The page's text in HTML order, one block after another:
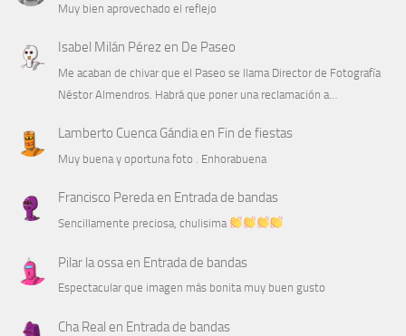
Muy bien aprovechado el reflejo
Isabel Milán Pérezen De Paseo
Me acaban de chivar que el Paseo se llama Director de Fotografía
Néstor Almendros. Habrá que poner una reclamación a…
Lamberto Cuenca Gándiaen Fin de fiestas
Muy buena y oportuna foto . Enhorabuena
Francisco Peredaen Entrada de bandas
Sencillamente preciosa, chulisima
Pilar la ossaen Entrada de bandas
Espectacular que imagen más bonita muy buen gusto
Cha Real en Entrada de bandas